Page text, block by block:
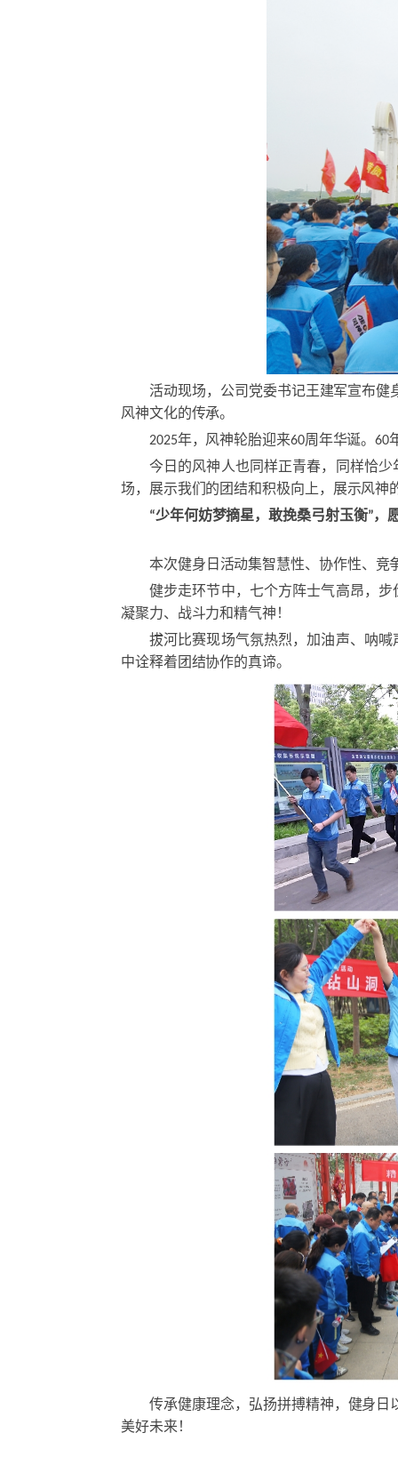
活动现场，公司党委书记王建军宣布
风神文化的传承。
2025年，风神轮胎迎来60周年华诞。
今日的风神人也同样正青春，同样恰
场，展示我们的团结和积极向上，展示风神
“少年何妨梦摘星，敢挽桑弓射玉衡”，
本次健身日活动集智慧性、协作性、竞
健步走环节中，七个方阵士气高昂，
凝聚力、战斗力和精气神！
拔河比赛现场气氛热烈，加油声、呐
中诠释着团结协作的真谛。
传承健康理念，弘扬拼搏精神，健身日
美好未来！